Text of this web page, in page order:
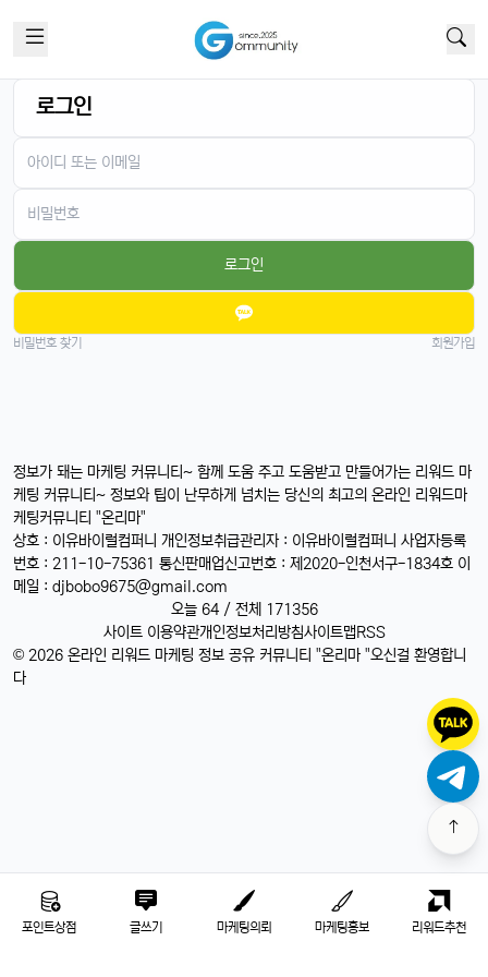
로그인
로그인
비밀번호 찾기 회원가입
정보가 돼는 마케팅 커뮤니티~ 함께 도움 주고 도움받고 만들어가는 리워드 마
케팅 커뮤니티~ 정보와 팁이 난무하게 넘치는 당신의 최고의 온라인 리워드마
케팅커뮤니티 "온리마"
상호 : 이유바이럴컴퍼니 개인정보취급관리자 : 이유바이럴컴퍼니 사업자등록
번호 : 211-10-75361 통신판매업신고번호 : 제2020-인천서구-1834호 이
메일 : djbobo9675@gmail.com
오늘 64 / 전체 171356
사이트 이용약관개인정보처리방침사이트맵RSS
© 2026 온라인 리워드 마케팅 정보 공유 커뮤니티 "온리마 "오신걸 환영합니
다
포인트상점 글쓰기 마케팅의뢰 마케팅홍보 리워드추천